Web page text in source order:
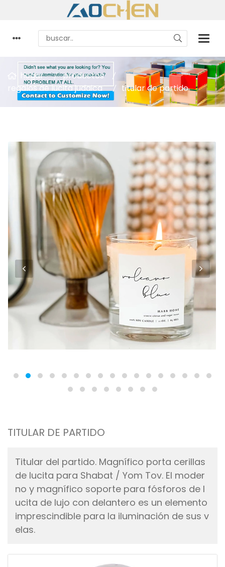
hogar
productos
regalos de lucita judaica
titular de partido
TITULAR DE PARTIDO
Titular del partido. Magnífico porta cerillas
de lucita para Shabat / Yom Tov. El moder
no y magnífico soporte para fósforos de l
ucita de lujo con delantero es un elemento
imprescindible para la iluminación de sus v
elas.